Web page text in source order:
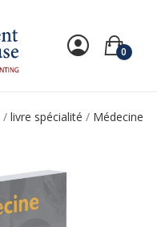
0
livre spécialité
Médecine